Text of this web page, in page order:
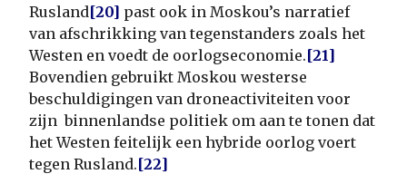
Rusland[20] past ook in Moskou’s narratief
van afschrikking van tegenstanders zoals het
Westen en voedt de oorlogseconomie.[21]
Bovendien gebruikt Moskou westerse
beschuldigingen van droneactiviteiten voor
zijn binnenlandse politiek om aan te tonen dat
het Westen feitelijk een hybride oorlog voert
tegen Rusland.[22]